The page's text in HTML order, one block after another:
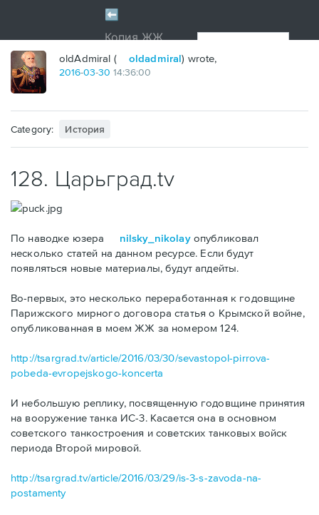
oldAdmiral ( oldadmiral) wrote,
2016-03-30 14:36:00
Category: История
128. Царьград.tv
По наводке юзера nilsky_nikolayопубликовал
несколько статей на данном ресурсе. Если будут
появляться новые материалы, будут апдейты.
Во-первых, это несколько переработанная к годовщине
Парижского мирного договора статья о Крымской войне,
опубликованная в моем ЖЖ за номером 124.
http://tsargrad.tv/article/2016/03/30/sevastopol-pirrova-
pobeda-evropejskogo-koncerta
И небольшую реплику, посвященную годовщине принятия
на вооружение танка ИС-3. Касается она в основном
советского танкостроения и советских танковых войск
периода Второй мировой.
http://tsargrad.tv/article/2016/03/29/is-3-s-zavoda-na-
postamenty